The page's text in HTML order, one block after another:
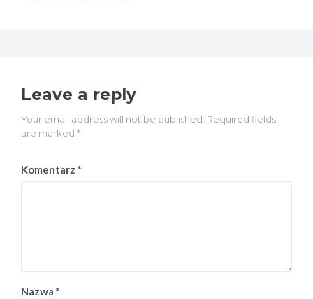
Leave a reply
Your email address will not be published. Required fields
are marked *
Komentarz *
Nazwa *